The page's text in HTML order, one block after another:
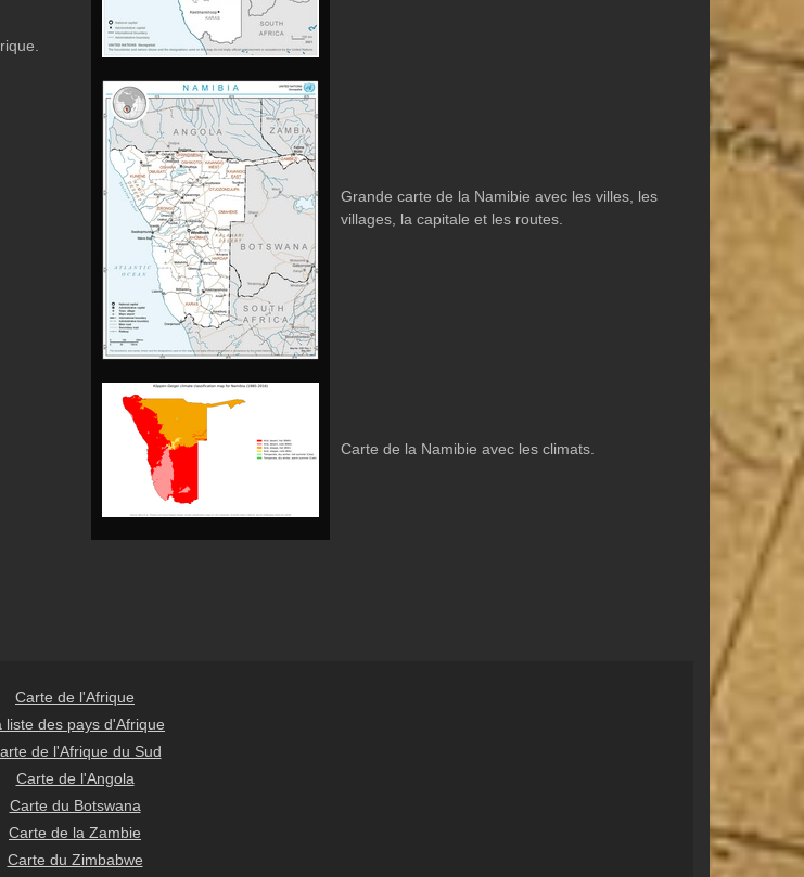
Grande carte de la Namibie avec les villes, les
villages, la capitale et les routes.
Carte de la Namibie avec les climats.
Carte de l'Afrique
liste des pays d'Afrique
de l'Afrique du Sud
Carte de l'Angola
Carte du Botswana
Carte de la Zambie
Carte du Zimbabwe